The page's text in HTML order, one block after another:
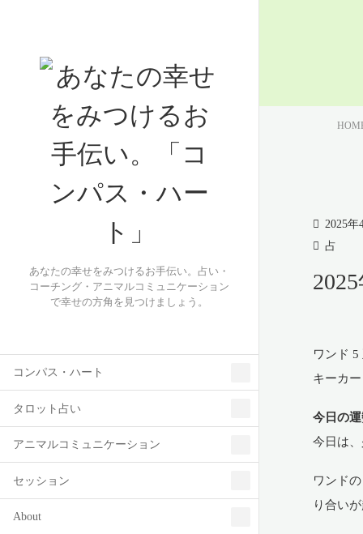
あなたの幸せをみつけるお手伝い。占い・
コーチング・アニマルコミュニケーション
で幸せの方角を見つけましょう。
コンパス・ハート
タロット占い
アニマルコミュニケーション
セッション
About
2025年
占
ワンド 5
キーカ
今日の
今日は
ワンド
り合い